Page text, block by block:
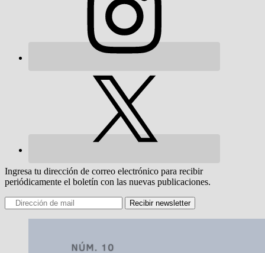
Ingresa tu dirección de correo electrónico para recibir
periódicamente el boletín con las nuevas publicaciones.
Recibir newsletter